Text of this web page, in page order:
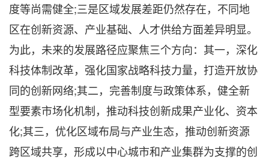
度等尚需健全;三是区域发展差距仍然存在，不同地
区在创新资源、产业基础、人才供给方面差异明显。
为此，未来的发展路径应聚焦三个方向：其一，深化
科技体制改革，强化国家战略科技力量，打造开放协
同的创新网络;其二，完善制度与政策体系，健全新
型要素市场化机制，推动科技创新成果产业化、资本
化;其三，优化区域布局与产业生态，推动创新资源
跨区域共享，形成以中心城市和产业集群为支撑的创